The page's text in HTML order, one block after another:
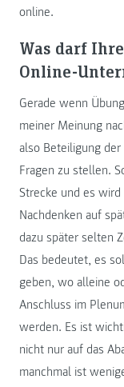
online.
Was darf
Online-
Gerade wenn
meiner Meinung
also Beteiligung
Fragen zu stellen.
Strecke und es
Nachdenken auf
dazu später selten
Das bedeutet, es
geben, wo alleine
Anschluss im
werden. Es ist
nicht nur auf das
manchmal ist